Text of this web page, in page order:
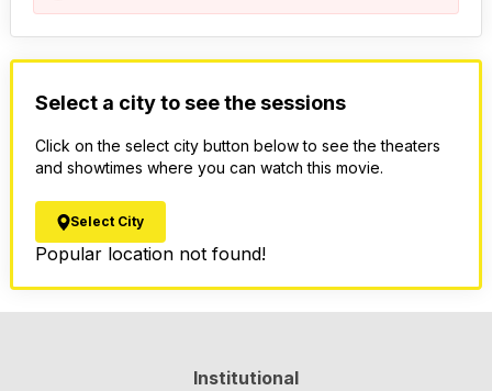
Select a city to see the sessions
Click on the select city button below to see the theaters
and showtimes where you can watch this movie.
Select City
Popular location not found!
Institutional